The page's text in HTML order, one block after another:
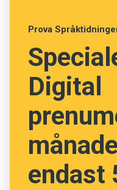
Press
Prova
Digital
endast